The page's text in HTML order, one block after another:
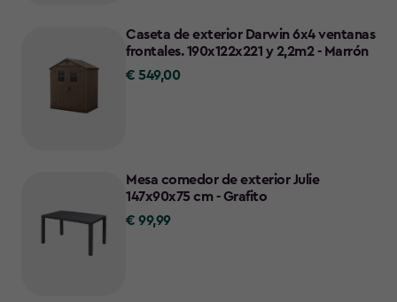
Caseta de exterior Darwin 6x4 ventanas
frontales. 190x122x221 y 2,2m2 - Marrón
€
€ 549,00
Mesa comedor de exterior Julie
147x90x75 cm - Grafito
€
€ 99,99